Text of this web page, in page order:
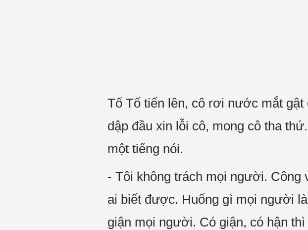
Tố Tố tiến lên, cô rơi nước mắt
dập đầu xin lỗi cô, mong cô tha
một tiếng nói.
- Tôi không trách mọi người. Công
ai biết được. Huống gì mọi người
giận mọi người. Có giận, có hận